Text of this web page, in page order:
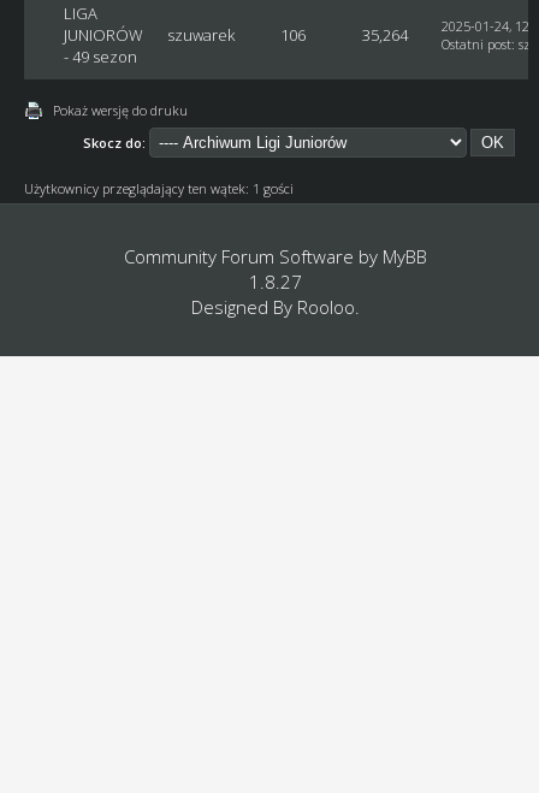
LIGA
JUNIORÓW
- 49 sezon
szuwarek 106 35,264
2025-01-24,
Ostatni post:
Pokaż wersję do druku
Skocz do:
Użytkownicy przeglądający ten wątek: 1 gości
Community Forum Software by MyBB
1.8.27
Designed By Rooloo